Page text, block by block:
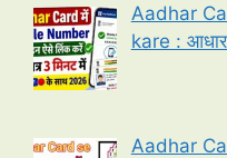
Aadhar
kare : आधार
Aadhar